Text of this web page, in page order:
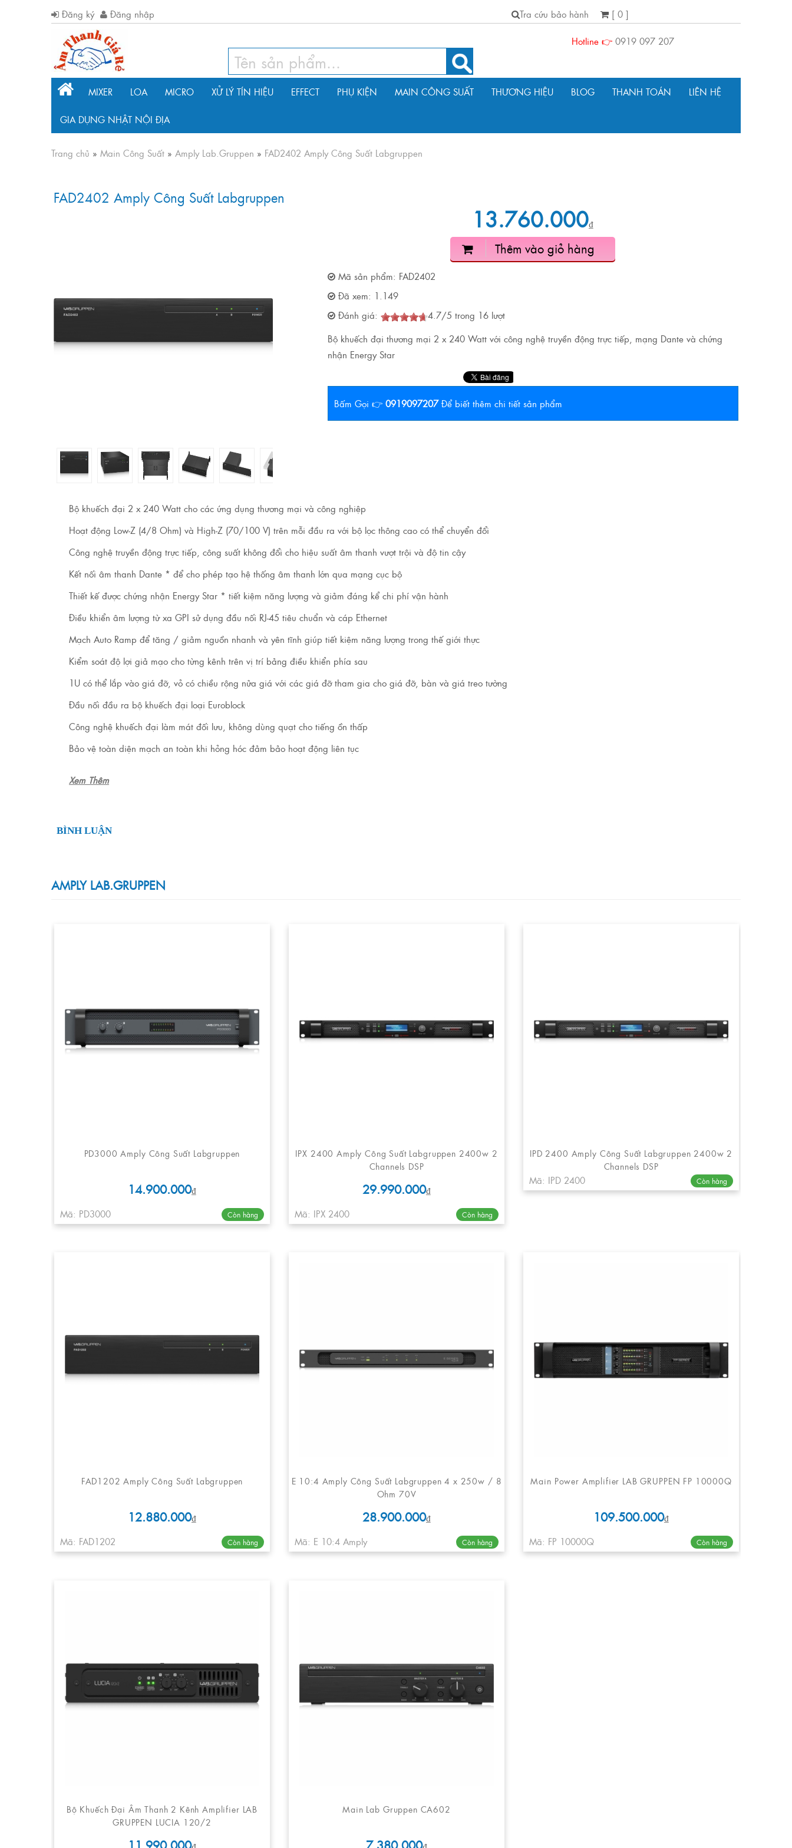
Đăng ký Đăng nhập Tra cứu bảo hành
[ 0 ]
Hotline 👉 0919 097 207
MIXER LOA MICRO XỬ LÝ TÍN HIỆU EFFECT PHỤ KIỆN MAIN CÔNG SUẤT THƯƠNG HIỆU BLOG THANH TOÁN LIÊN HỆ
GIA DỤNG NHẬT NỘI ĐỊA
Trang chủ » Main Công Suất » Amply Lab.Gruppen » FAD2402 Amply Công Suất Labgruppen
FAD2402 Amply Công Suất Labgruppen
13.760.000₫
Thêm vào giỏ hàng
Mã sản phẩm: FAD2402
Đã xem: 1.149
Đánh giá:
4.7/5 trong 16lượt
Bộ khuếch đại thương mại 2 x 240 Watt với công nghệ truyền động trực tiếp, mạng Dante và chứng
nhận Energy Star
Bấm Gọi 👉 0919097207 Để biết thêm chi tiết sản phẩm
Bộ khuếch đại 2 x 240 Watt cho các ứng dụng thương mại và công nghiệp
Hoạt động Low-Z (4/8 Ohm) và High-Z (70/100 V) trên mỗi đầu ra với bộ lọc thông cao có thể chuyển đổi
Công nghệ truyền động trực tiếp, công suất không đổi cho hiệu suất âm thanh vượt trội và độ tin cậy
Kết nối âm thanh Dante * để cho phép tạo hệ thống âm thanh lớn qua mạng cục bộ
Thiết kế được chứng nhận Energy Star * tiết kiệm năng lượng và giảm đáng kể chi phí vận hành
Điều khiển âm lượng từ xa GPI sử dụng đầu nối RJ-45 tiêu chuẩn và cáp Ethernet
Mạch Auto Ramp để tăng / giảm nguồn nhanh và yên tĩnh giúp tiết kiệm năng lượng trong thế giới thực
Kiểm soát độ lợi giả mạo cho từng kênh trên vị trí bảng điều khiển phía sau
1U có thể lắp vào giá đỡ, vỏ có chiều rộng nửa giá với các giá đỡ tham gia cho giá đỡ, bàn và giá treo tường
Đầu nối đầu ra bộ khuếch đại loại Euroblock
Công nghệ khuếch đại làm mát đối lưu, không dùng quạt cho tiếng ồn thấp
Bảo vệ toàn diện mạch an toàn khi hỏng hóc đảm bảo hoạt động liên tục
Xem Thêm
BÌNH LUẬN
AMPLY LAB.GRUPPEN
PD3000 Amply Công Suất Labgruppen
14.900.000₫
Mã: PD3000
Còn hàng
IPX 2400 Amply Công Suất Labgruppen 2400w 2
Channels DSP
29.990.000₫
Mã: IPX 2400
Còn hàng
IPD 2400 Amply Công Suất Labgruppen 2400w 2
Channels DSP
Mã: IPD 2400 Còn hàng
FAD1202 Amply Công Suất Labgruppen
12.880.000₫
Mã: FAD1202
Còn hàng
E 10:4 Amply Công Suất Labgruppen 4 x 250w / 8
Ohm 70V
28.900.000₫
Mã: E 10:4 Amply
Còn hàng
Main Power Amplifier LAB GRUPPEN FP 10000Q
109.500.000₫
Mã: FP 10000Q
Còn hàng
Bộ Khuếch Đại Âm Thanh 2 Kênh Amplifier LAB
GRUPPEN LUCIA 120/2
Main Lab Gruppen CA602